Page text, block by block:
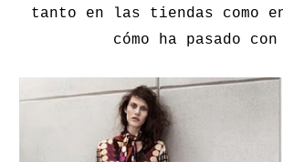
tanto en las tiendas como
cómo ha pasado